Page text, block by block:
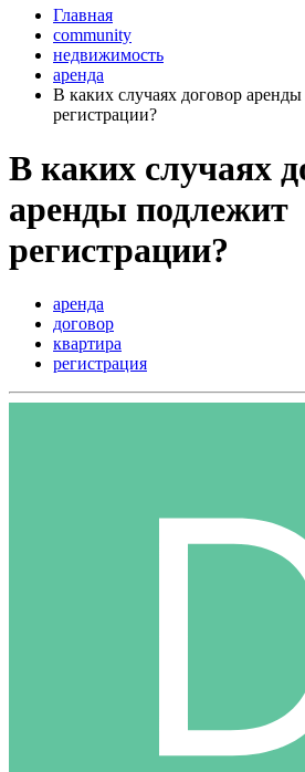
Главная
community
недвижимость
аренда
В каких случаях договор
регистрации?
В каких случаях
аренды подлежит
регистрации?
аренда
договор
квартира
регистрация